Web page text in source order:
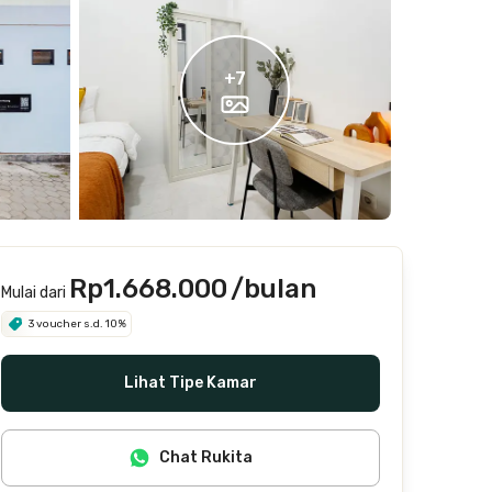
+7
Mulai dari Rp1.668.000/bulan
3 voucher s.d. 10%
Lihat Tipe Kamar
Chat Rukita